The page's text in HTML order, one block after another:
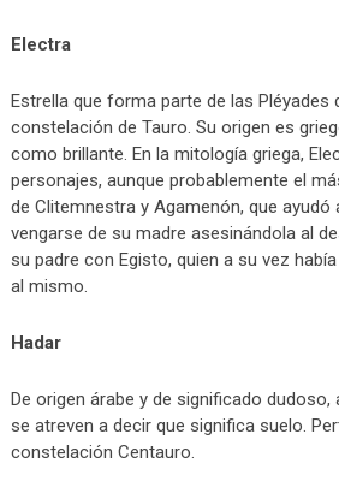
Electra
Estrella que forma parte de las Pléyades
constelación de Tauro. Su origen es
como brillante. En la mitología griega,
personajes, aunque probablemente el
de Clitemnestra y Agamenón, que
vengarse de su madre asesinándola al
su padre con Egisto, quien a su vez
al mismo.
Hadar
De origen árabe y de significado
se atreven a decir que significa suelo.
constelación Centauro.